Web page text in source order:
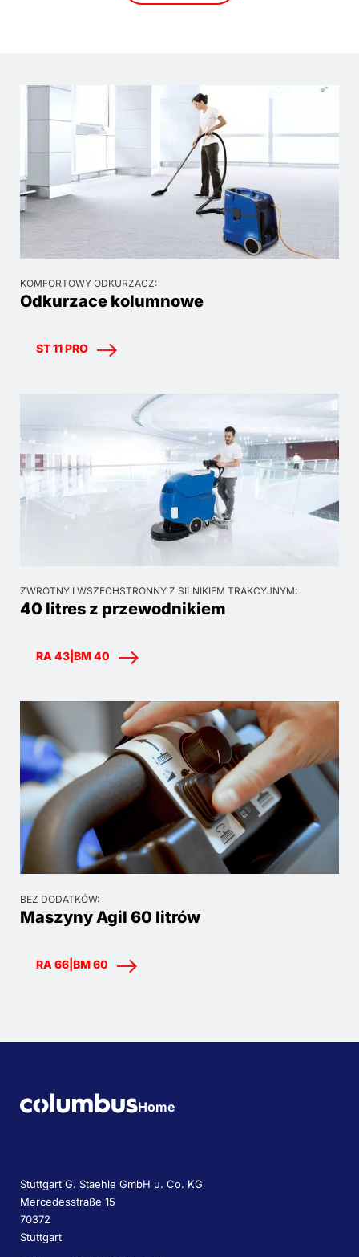
KOMFORTOWY ODKURZACZ:
Odkurzace kolumnowe
ST 11 PRO
ZWROTNY I WSZECHSTRONNY Z SILNIKIEM TRAKCYJNYM:
40 litres z przewodnikiem
RA 43|BM 40
BEZ DODATKÓW:
Maszyny Agil 60 litrów
RA 66|BM 60
Home
Stuttgart G. Staehle GmbH u. Co. KG
Mercedesstraße 15
70372
Stuttgart